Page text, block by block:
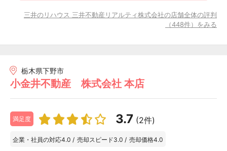
三井のリハウス 三井不動産リアルティ株式会社の店舗全体の評判
（448件）をみる
栃木県下野市
小金井不動産 株式会社 本店
満足度 3.7 (2件)
企業・社員の対応4.0 / 売却スピード3.0 / 売却価格4.0